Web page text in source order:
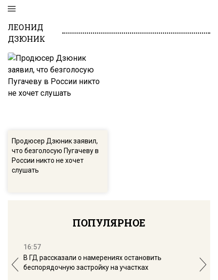
ЛЕОНИД
ДЗЮНИК
Продюсер Дзюник заявил,
что безголосую Пугачеву в
России никто не хочет
слушать
ПОПУЛЯРНОЕ
16:57
В ГД рассказали о намерениях остановить
беспорядочную застройку на участках